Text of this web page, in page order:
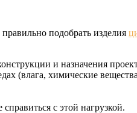
подобрать изделия
и назначения
(влага, химические
с этой нагрузкой.